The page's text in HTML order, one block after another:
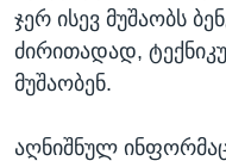
ჯერ ისევ მუშაობს
ძირითადად,
მუშაობენ.
აღნიშნულ